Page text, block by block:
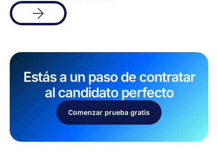
info
Estás a un paso de contratar
al candidato perfecto
Comenzar prueba gratis